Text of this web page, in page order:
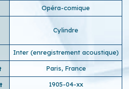
Opéra-comique
Cylindre
Inter (enregistrement acoustique)
Paris, France
1905-04-xx